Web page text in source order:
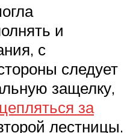
и
с
следует
защелку,
цепляться за
лестницы.